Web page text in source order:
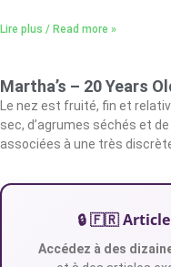
Lire plus / Read more »
Martha’s – 20 Years
Le nez est fruité, fin et
sec, d’agrumes séchés et
associées à une très
🔒 🇫🇷
Accédez à des